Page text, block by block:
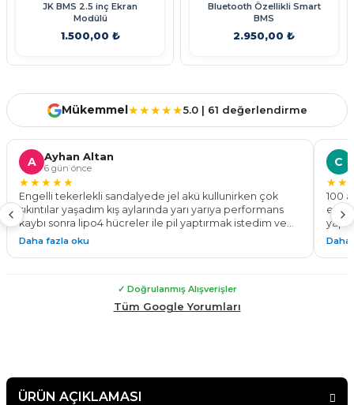
JK BMS 2.5 inç Ekran
Modülü
1.500,00 ₺
Bluetooth Özellikli Smart
BMS
2.950,00 ₺
Mükemmel★★★★★5.0 | 61 değerlendirme
A Ayhan Altan
6 gün önce
★★★★★
Engelli tekerlekli sandalyede jel akü kullunirken çok
sıkıntılar yaşadım kış aylarında yarı yarıya performans
kaybı sonra lipo4 hücreler ile pil yaptırmak istedim ve
bu işin ustası the dekar energy ile tanıştım 24v 100 a pil
yardımlarından dolayı çok teşekkür ederim. Güvenle
malının arkasında duran bir firma çekinmeden alış veriş
Daha fazla oku
C
100
Daha
✓ Doğrulanmış Alışverişler
Tüm Google Yorumları
ÜRÜN AÇIKLAMASI